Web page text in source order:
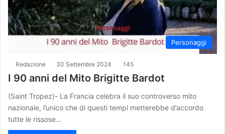
Personaggi
Redazione 30 Settembre 2024 145
I 90 anni del Mito Brigitte Bardot
(Saint Tropez)- La Francia celebra il suo controverso mito
nazionale, l’unico che di questi tempi metterebbe d’accordo
tutte le rissose…